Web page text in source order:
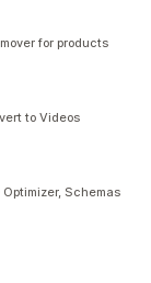
for products
to Videos
Schemas